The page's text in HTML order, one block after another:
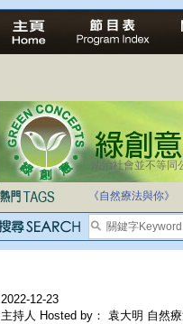
法治社會並不等同
自家教育合法化-
《自然療法與你》
2022-12-23
主持人 Hosted by： 袁大明 自然